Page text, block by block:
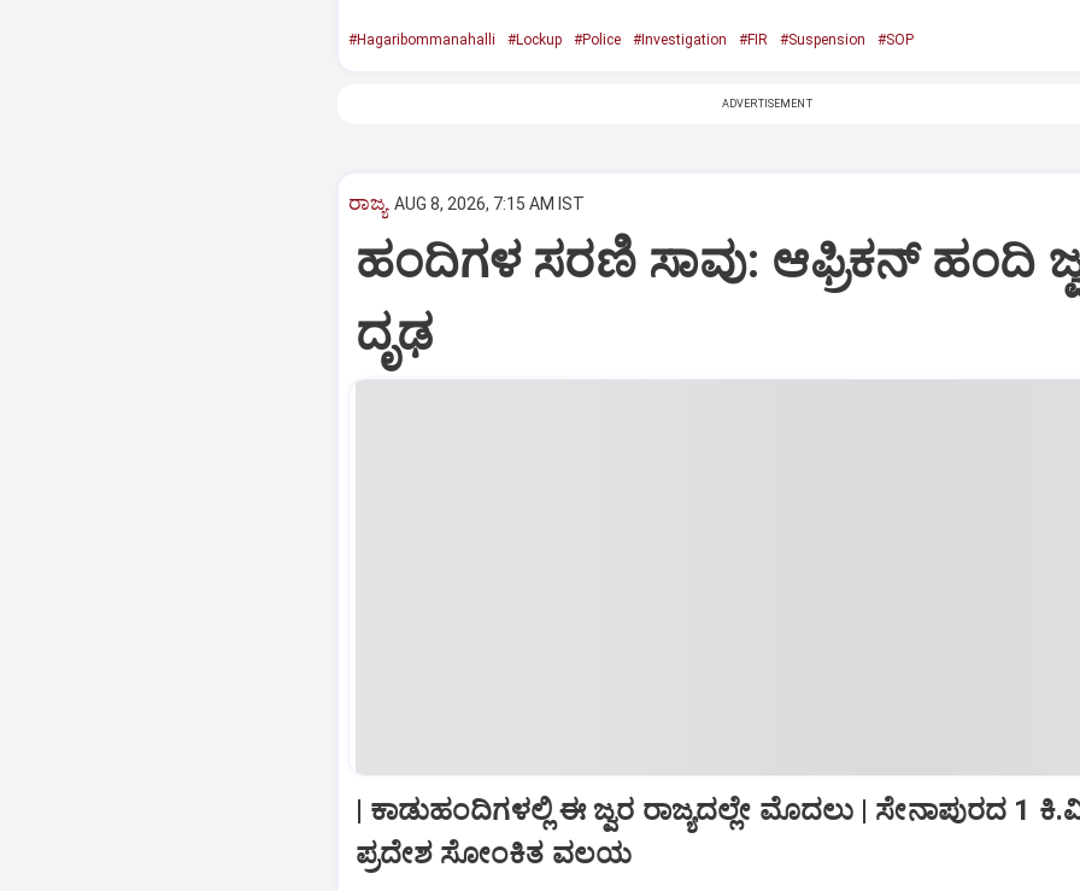
#Hagaribommanahalli #Lockup #Police #Investigation #FIR #Suspension #SOP
ADVERTISEMENT
ರಾಜ್ಯ AUG 8, 2026, 7:15 AM IST
ಹಂದಿಗಳ ಸರಣಿ ಸಾವು: ಆಫ್ರಿಕನ್‌ ಹಂದಿ
ದೃಢ
| ಕಾಡುಹಂದಿಗಳಲ್ಲಿ ಈ ಜ್ವರ ರಾಜ್ಯದಲ್ಲೇ ಮೊದಲು | ಸೇನಾಪುರದ 1
ಪ್ರದೇಶ ಸೋಂಕಿತ ವಲಯ